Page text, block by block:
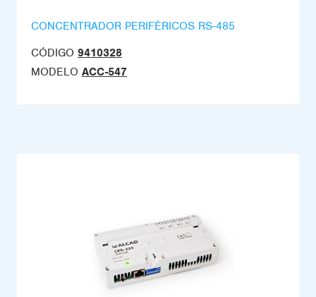
CONCENTRADOR PERIFÉRICOS RS-485
CÓDIGO 9410328
MODELO ACC-547